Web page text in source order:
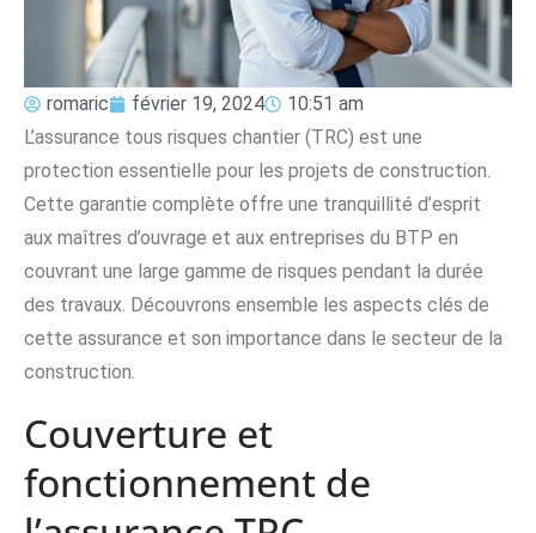
romaric février 19, 2024
10:51 am
L’assurance tous risques chantier (TRC) est une
protection essentielle pour les projets de construction.
Cette garantie complète offre une tranquillité d’esprit
aux maîtres d’ouvrage et aux entreprises du BTP en
couvrant une large gamme de risques pendant la durée
des travaux. Découvrons ensemble les aspects clés de
cette assurance et son importance dans le secteur de la
construction.
Couverture et
fonctionnement de